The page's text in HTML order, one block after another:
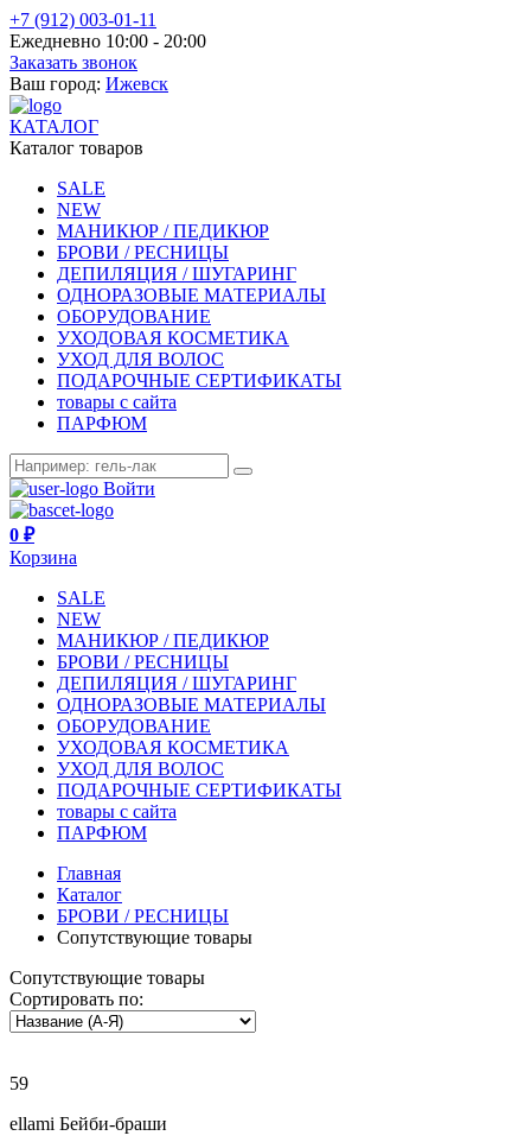
+7 (912) 003-01-11
Ежедневно 10:00 - 20:00
Заказать звонок
Ваш город: Ижевск
КАТАЛОГ
Каталог товаров
SALE
NEW
МАНИКЮР / ПЕДИКЮР
БРОВИ / РЕСНИЦЫ
ДЕПИЛЯЦИЯ / ШУГАРИНГ
ОДНОРАЗОВЫЕ МАТЕРИАЛЫ
ОБОРУДОВАНИЕ
УХОДОВАЯ КОСМЕТИКА
УХОД ДЛЯ ВОЛОС
ПОДАРОЧНЫЕ СЕРТИФИКАТЫ
товары с сайта
ПАРФЮМ
Войти
0 ₽
Корзина
SALE
NEW
МАНИКЮР / ПЕДИКЮР
БРОВИ / РЕСНИЦЫ
ДЕПИЛЯЦИЯ / ШУГАРИНГ
ОДНОРАЗОВЫЕ МАТЕРИАЛЫ
ОБОРУДОВАНИЕ
УХОДОВАЯ КОСМЕТИКА
УХОД ДЛЯ ВОЛОС
ПОДАРОЧНЫЕ СЕРТИФИКАТЫ
товары с сайта
ПАРФЮМ
Главная
Каталог
БРОВИ / РЕСНИЦЫ
Сопутствующие товары
Сопутствующие товары
Сортировать по:
59
ellami Бeйби-браши